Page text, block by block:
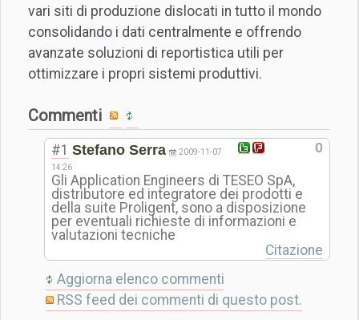
vari siti di produzione dislocati in tutto il mondo
consolidando i dati centralmente e offrendo
avanzate soluzioni di reportistica utili per
ottimizzare i propri sistemi produttivi.
Commenti
0
#1 Stefano Serra
2009-11-07
14:26
Gli Application Engineers di TESEO SpA,
distributore ed integratore dei prodotti e
della suite Proligent, sono a disposizione
per eventuali richieste di informazioni e
valutazioni tecniche
Citazione
Aggiorna elenco commenti
RSS feed dei commenti di questo post.